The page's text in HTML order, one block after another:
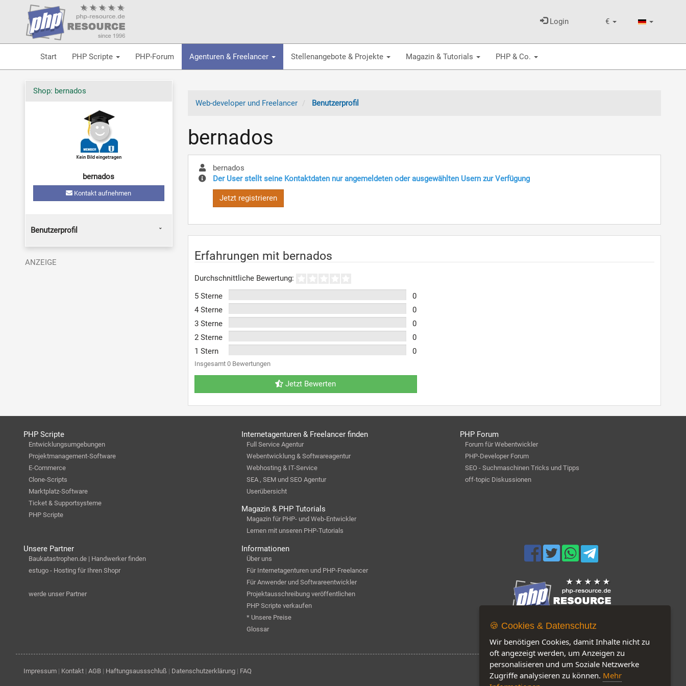
€
Login
Start PHP Scripte PHP-Forum Agenturen & Freelancer Stellenangebote & Projekte Magazin & Tutorials PHP & Co.
Web-developer und Freelancer Benutzerprofil
bernados
bernados
Der User stellt seine Kontaktdaten nur angemeldeten oder ausgewählten Usern zur Verfügung
Jetzt registrieren
Erfahrungen mit bernados
Durchschnittliche Bewertung:
5 Sterne
0
4 Sterne
0
3 Sterne
0
2 Sterne
0
1 Stern
0
Insgesamt 0 Bewertungen
Jetzt Bewerten
Shop: bernados
bernados
Kontakt aufnehmen
Benutzerprofil
PHP Scripte
Entwicklungsumgebungen
Projektmanagement-Software
E-Commerce
Clone-Scripts
Marktplatz-Software
Ticket & Supportsysteme
PHP Scripte
Internetagenturen & Freelancer finden
Full Service Agentur
Webentwicklung & Softwareagentur
Webhosting & IT-Service
SEA , SEM und SEO Agentur
Userübersicht
Magazin & PHP Tutorials
Magazin für PHP- und Web-Entwickler
Lernen mit unseren PHP-Tutorials
PHP Forum
Forum für Webentwickler
PHP-Developer Forum
SEO - Suchmaschinen Tricks und Tipps
off-topic Diskussionen
Unsere Partner
Baukatastrophen.de | Handwerker finden
estugo - Hosting für Ihren Shopr
werde unser Partner
Informationen
Über uns
Für Internetagenturen und PHP-Freelancer
Für Anwender und Softwareentwickler
Projektausschreibung veröffentlichen
PHP Scripte verkaufen
* Unsere Preise
Glossar
Jetzt auf unserer Seite: 181
Impressum| Kontakt| AGB| Haftungsaussschluß | Datenschutzerklärung| FAQ
🍪 Cookies & Datenschutz
Wir benötigen Cookies, damit Inhalte nicht zu
oft angezeigt werden, um Anzeigen zu
personalisieren und um Soziale Netzwerke
Zugriffe analysieren zu können. Mehr